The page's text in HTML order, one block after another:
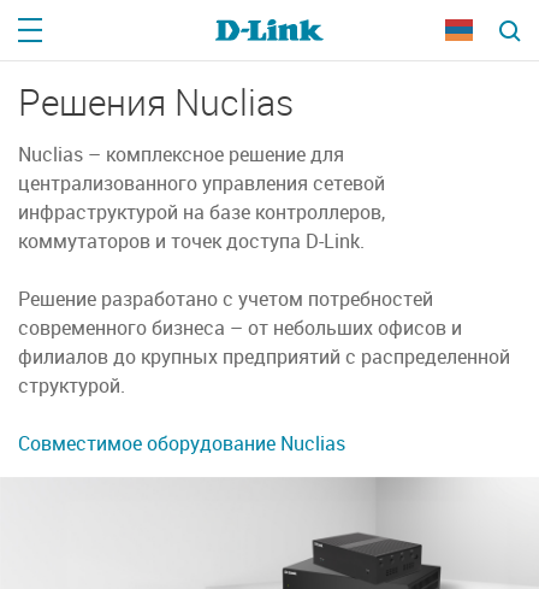
Решения Nuclias
Nuclias – комплексное решение для
централизованного управления сетевой
инфраструктурой на базе контроллеров,
коммутаторов и точек доступа D-Link.
Решение разработано с учетом потребностей
современного бизнеса – от небольших офисов и
филиалов до крупных предприятий с распределенной
структурой.
Совместимое оборудование Nuclias